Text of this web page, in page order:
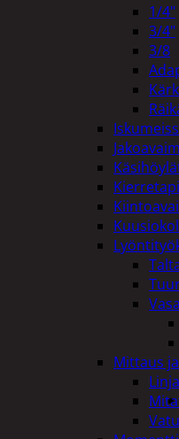
1/4"
3/4"
3/8
Mittaus